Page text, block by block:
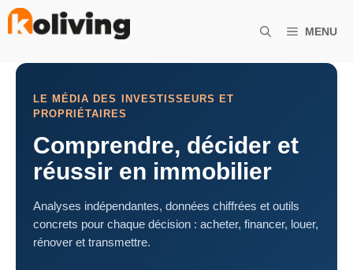
Aller
MENU
LE MÉDIA DES INVESTISSEURS ET
PROPRIÉTAIRES
Comprendre, décider et
réussir en immobilier
Analyses indépendantes, données chiffrées et outils
concrets pour chaque décision : acheter, financer, louer,
rénover et transmettre.